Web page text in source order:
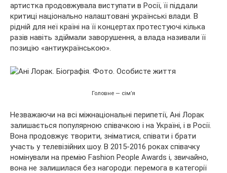
артистка продовжувала виступати в Росії, її піддали
критиці національно налаштовані українські влади. В
рідній для неї країні на її концертах протестуючі кілька
разів навіть здіймали заворушення, а влада називали її
позицію «антиукраїнською».
Головне — сім’я
Незважаючи на всі міжнаціональні перипетії, Ані Лорак
залишається популярною співачкою і на Україні, і в Росії.
Вона продовжує творити, зніматися, співати і брати
участь у телевізійних шоу. В 2015-2016 роках співачку
номінували на премію Fashion People Awards і, звичайно,
вона не залишилася без нагороди: перемога в категорії